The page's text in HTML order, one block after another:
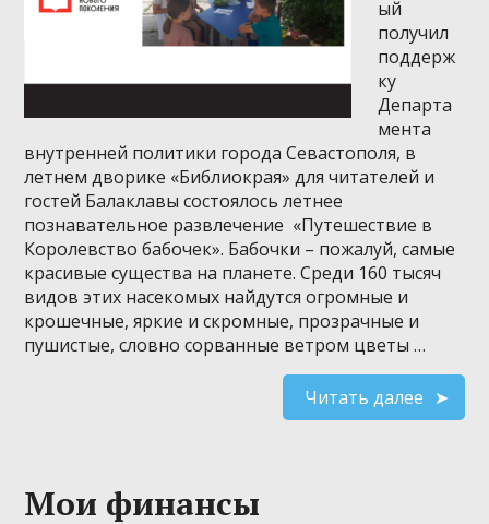
ый
получил
поддерж
ку
Департа
мента
внутренней политики города Севастополя, в
летнем дворике «Библиокрая» для читателей и
гостей Балаклавы состоялось летнее
познавательное развлечение «Путешествие в
Королевство бабочек». Бабочки – пожалуй, самые
красивые существа на планете. Среди 160 тысяч
видов этих насекомых найдутся огромные и
крошечные, яркие и скромные, прозрачные и
пушистые, словно сорванные ветром цветы …
Читать далее
Мои финансы